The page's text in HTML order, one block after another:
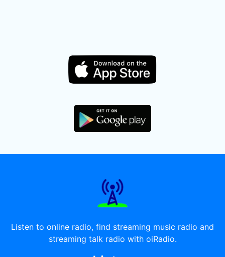
Listen to online radio, find streaming music radio and
streaming talk radio with oiRadio.